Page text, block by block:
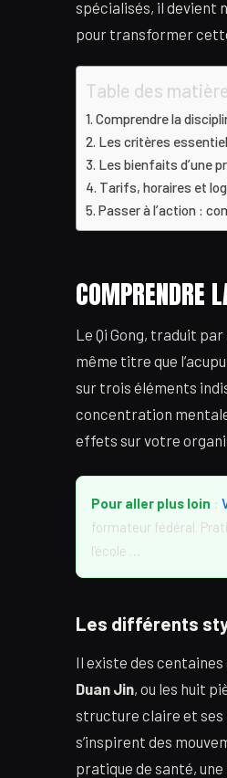
spécialisés, il devient
pour transformer
Table des
Comprendre la
Les critères
Les bienfaits d’une
Tarifs, horaires et
Passer à l’action :
COMPRENDRE
Le Qi Gong, traduit par
même titre que
sur trois éléments
concentration
effets sur votre
Pour aller plus loin :
formateur fédéral.
l’école …
Les différents
Il existe des centaines
Duan Jin, ou les huit
structure claire et ses
s’inspirent des
pratique de santé,